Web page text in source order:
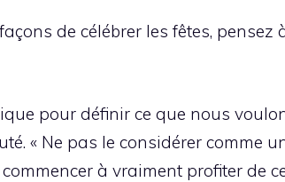
de célébrer les fêtes,
pour définir ce que nous
« Ne pas le considérer comme
à vraiment profiter de